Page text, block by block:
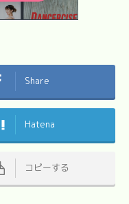
Share
Hatena
コピーする